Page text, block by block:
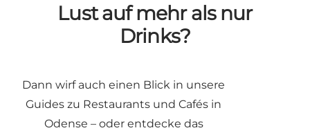
Lust auf mehr als nur
Drinks?
Dann wirf auch einen Blick in unsere
Guides zu Restaurants und Cafés in
Odense – oder entdecke das